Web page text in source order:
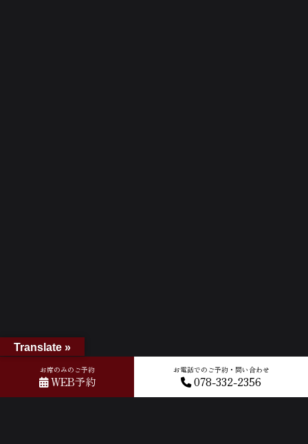
お席のみのご予約
WEB予約
お電話でのご予約・問い合わせ
078-332-2356
Translate »